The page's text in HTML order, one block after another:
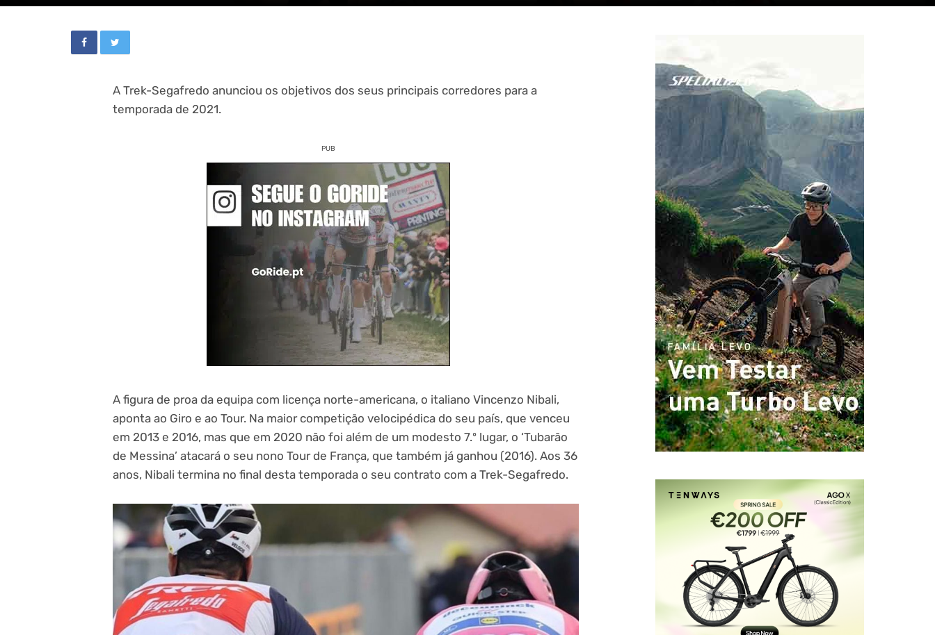
A Trek-Segafredo anunciou os objetivos dos seus principais corredores para a
temporada de 2021.
PUB
A figura de proa da equipa com licença norte-americana, o italiano Vincenzo Nibali,
aponta ao Giro e ao Tour. Na maior competição velocipédica do seu país, que venceu
em 2013 e 2016, mas que em 2020 não foi além de um modesto 7.º lugar, o ‘Tubarão
de Messina’ atacará o seu nono Tour de França, que também já ganhou (2016). Aos 36
anos, Nibali termina no final desta temporada o seu contrato com a Trek-Segafredo.